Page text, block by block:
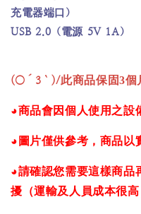
充電器端口）
USB 2.0（電源 5V 1A）
(○´3｀)/此商品保固3個
◕商品會因個人使用之設
◕圖片僅供參考，商品以
◕請確認您需要這樣商品
擾（運輸及人員成本很高